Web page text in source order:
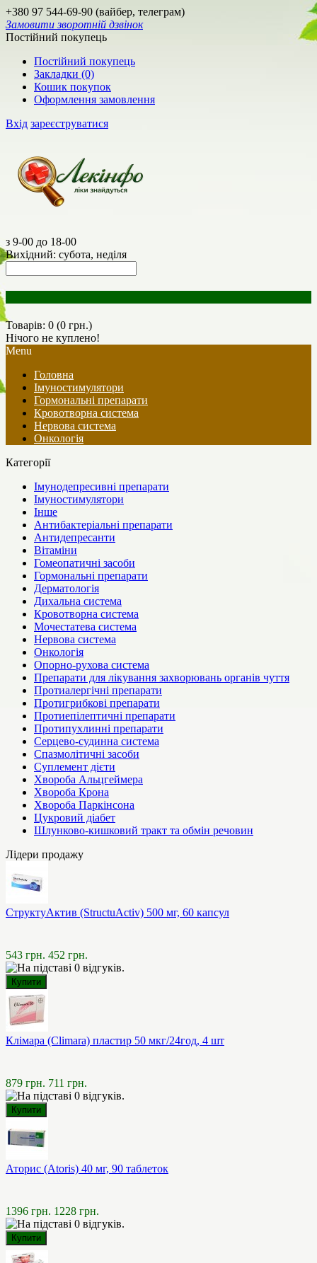
+380 97 544-69-90 (вайбер, телеграм)
Замовити зворотній дзвінок
Постійний покупець
Постійний покупець
Закладки (0)
Кошик покупок
Оформлення замовлення
Вхід зареєструватися
з 9-00 до 18-00
Вихідний: субота, неділя
Товарів: 0 (0 грн.)
Нічого не куплено!
Menu
Головна
Імуностимулятори
Гормональні препарати
Кровотворна система
Нервова система
Онкологія
Категорії
Імунодепресивні препарати
Імуностимулятори
Інше
Антибактеріальні препарати
Антидепресанти
Вітаміни
Гомеопатичні засоби
Гормональні препарати
Дерматологія
Дихальна система
Кровотворна система
Мочестатева система
Нервова система
Онкологія
Опорно-рухова система
Препарати для лікування захворювань органів чуття
Протиалергічні препарати
Протигрибкові препарати
Протиепілептичні препарати
Протипухлинні препарати
Серцево-судинна система
Спазмолітичні засоби
Суплемент дієти
Хвороба Альцгеймера
Хвороба Крона
Хвороба Паркінсона
Цукровий діабет
Шлунково-кишковий тракт та обмін речовин
Лідери продажу
СтруктуАктив (StructuActiv) 500 мг, 60 капсул
543 грн. 452 грн.
Клімара (Climara) пластир 50 мкг/24год, 4 шт
879 грн. 711 грн.
Аторис (Atoris) 40 мг, 90 таблеток
1396 грн. 1228 грн.